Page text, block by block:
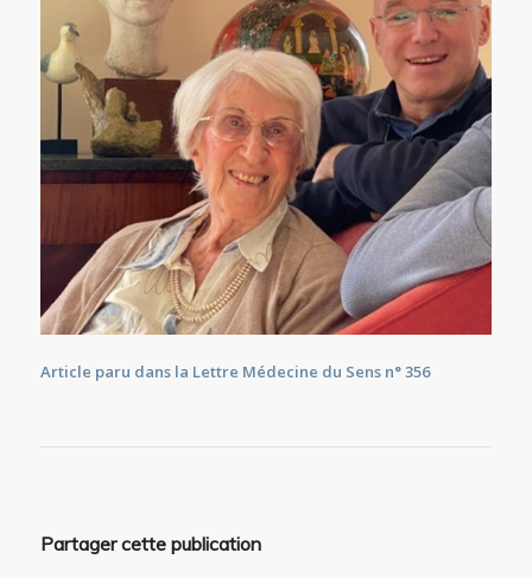
Article paru dans la Lettre Médecine du Sens n° 356
Partager cette publication